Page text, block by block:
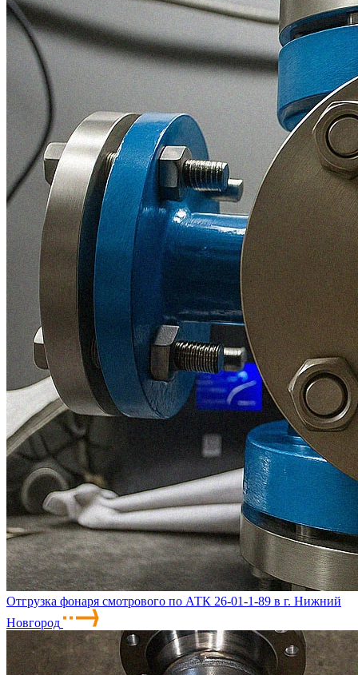
Отгрузка фонаря смотрового по АТК 26-01-1-89 в г. Нижний
Новгород